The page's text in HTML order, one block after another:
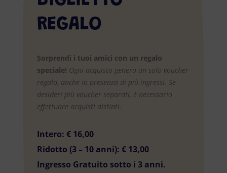
REGALO
Sorprendi i tuoi amici con un regalo
speciale! Ogni acquisto genera un solo voucher
regalo, anche in presenza di più ingressi. Se
desideri più voucher separati, è necessario
effettuare acquisti distinti.
Intero: € 16,00
Ridotto (3 – 10 anni): € 13,00
Ingresso Gratuito sotto i 3 anni.